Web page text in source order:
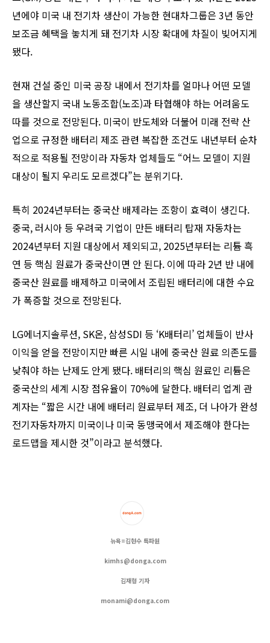
년에야 미국 내 전기차 생산이 가능한 현대차그룹은 3년 동안
보조금 혜택을 놓치게 돼 전기차 시장 확대에 차질이 빚어지게
됐다.
현재 건설 중인 미국 공장 내에서 전기차를 얼마나 어떤 모델
을 생산할지 국내 노동조합(노조)과 타협해야 하는 어려움도
따를 것으로 전망된다. 미국이 반도체와 더불어 미래 전략 산
업으로 규정한 배터리 제조 관련 복잡한 조건도 내년부터 순차
적으로 적용될 전망이라 자동차 업체들도 “어느 모델이 지원
대상이 될지 우리도 모르겠다”는 분위기다.
특히 2024년부터는 중국산 배제라는 조항이 효력이 생긴다.
중국, 러시아 등 우려국 기업이 만든 배터리 탑재 자동차는
2024년부터 지원 대상에서 제외되고, 2025년부터는 리튬 흑
연 등 핵심 원료가 중국산이면 안 된다. 이에 따라 2년 반 내에
중국산 원료를 배제하고 미국에서 조립된 배터리에 대한 수요
가 폭증할 것으로 전망된다.
LG에너지솔루션, SK온, 삼성SDI 등 ‘K배터리’ 업체들이 반사
이익을 얻을 전망이지만 빠른 시일 내에 중국산 원료 의존도를
낮춰야 하는 난제도 안게 됐다. 배터리의 핵심 원료인 리튬은
중국산의 세계 시장 점유율이 70%에 달한다. 배터리 업계 관
계자는 “짧은 시간 내에 배터리 원료부터 제조, 더 나아가 완성
전기자동차까지 미국이나 미국 동맹국에서 제조해야 한다는
로드맵을 제시한 것”이라고 분석했다.
뉴욕=김현수 특파원
kimhs@donga.com
김재형 기자
monami@donga.com